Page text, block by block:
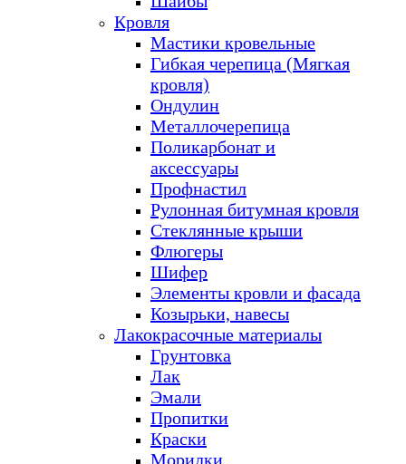
Кровля
Мастики кровельные
Гибкая черепица (Мягкая
кровля)
Ондулин
Металлочерепица
Поликарбонат и
аксессуары
Профнастил
Рулонная битумная кровля
Стеклянные крыши
Флюгеры
Шифер
Элементы кровли и фасада
Козырьки, навесы
Лакокрасочные материалы
Грунтовка
Лак
Эмали
Пропитки
Краски
Морилки